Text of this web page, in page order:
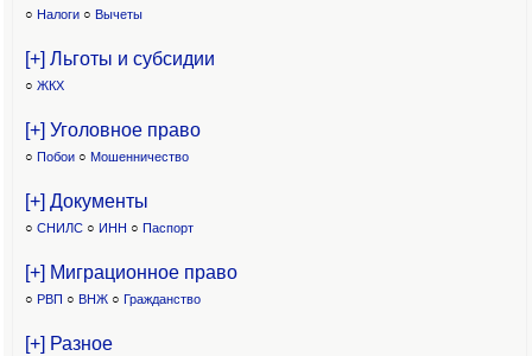
○ Налоги ○ Вычеты
[+] Льготы и субсидии
○ ЖКХ
[+] Уголовное право
○ Побои ○ Мошенничество
[+] Документы
○ СНИЛС ○ ИНН ○ Паспорт
[+] Миграционное право
○ РВП ○ ВНЖ ○ Гражданство
[+] Разное